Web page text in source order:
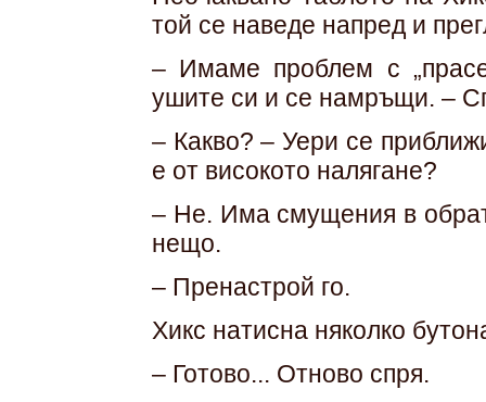
той се наведе напред и
– Имаме проблем с
ушите си и се намръщи. –
– Какво? – Уери се
е от високото налягане?
– Не. Има смущения в
нещо.
– Пренастрой го.
Хикс натисна няколко
– Готово... Отново спря.